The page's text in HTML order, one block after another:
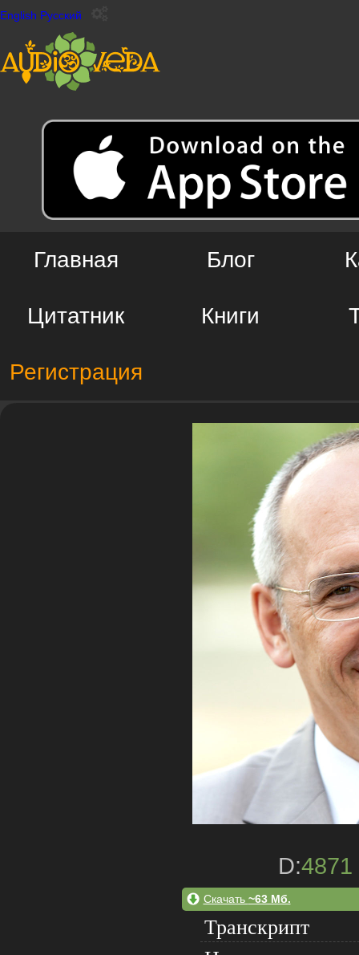
English Русский
Главная Блог
Цитатник Книги
Регистрация
D:4871
Скачать ~63 Мб.
Транскрипт